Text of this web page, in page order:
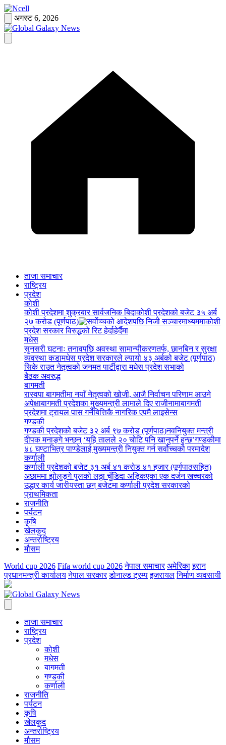
Skip
to
content
अगस्ट 6, 2026
ताजा समाचार
राष्ट्रिय
प्रदेश
कोशी
कोशी प्रदेशमा शुक्रबार सार्वजनिक बिदाकोशी प्रदेशको बजेट ३५ अर्ब
२७ करोड (पूर्णपाठ)
कोशी
प्रदेश सरकार विरुद्धको रिट हेर्दाहेर्दैमा
मधेस
सुनसरी घटनाः तनावपछि अवस्था सामान्यीकरणतर्फ, छानबिन र सुरक्षा
व्यवस्था कडामधेस प्रदेश सरकारले ल्यायो ४३ अर्बको बजेट (पूर्णपाठ)
सिके राउत नेतृत्वको जनमत पार्टीद्वारा मधेस प्रदेश सभाको
बैठक अवरुद्ध
बागमती
रास्वपा बागमतीमा नयाँ नेतृत्वको खोजी, आजै निर्वाचन परिणाम आउने
अपेक्षाबागमती प्रदेशका मुख्यमन्त्री लामाले दिए राजीनामाबागमती
प्रदेशमा ट्रायल पास गर्नेबित्तिकै नागरिक एपमै लाइसेन्स
गण्डकी
गण्डकी प्रदेशको बजेट ३२ अर्ब ९७ करोड (पूर्णपाठ)नवनियुक्त मन्त्री
दीपक मनाङ्गे भन्छन् ‘यहि तालले २० चोटि पनि खानुपर्ने हुन्छ’गण्डकीमा
४८ घण्टाभित्र पाण्डेलाई मुख्यमन्त्री नियुक्त गर्न सर्वोच्चको परमादेश
कर्णाली
कर्णाली प्रदेशको बजेट ३१ अर्ब ४१ करोड ४१ हजार (पूर्णपाठसहित)
अछाममा झोलुङ्गे पुलको लठ्ठा चुँडिदा अड्किएका एक दर्जन खच्चरको
उद्धार कार्य जारीयस्ता छन् बजेटमा कर्णाली प्रदेश सरकारको
प्राथमिकता
राजनीति
पर्यटन
कृषि
खेलकुद
अन्तर्राष्ट्रिय
मौसम
World cup 2026 Fifa world cup 2026 नेपाल समाचार अमेरिका इरान
प्रधानमन्त्री कार्यालय नेपाल सरकार डोनाल्ड ट्रम्प इजरायल निर्माण व्यवसायी
ताजा समाचार
राष्ट्रिय
प्रदेश
कोशी
मधेस
बागमती
गण्डकी
कर्णाली
राजनीति
पर्यटन
कृषि
खेलकुद
अन्तर्राष्ट्रिय
मौसम